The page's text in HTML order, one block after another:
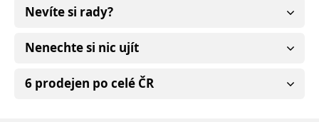
Nevíte si rady?
Nenechte si nic ujít
6 prodejen po celé ČR